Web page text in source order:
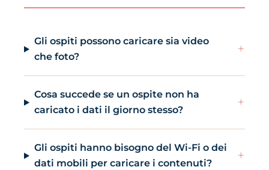
Gli ospiti possono caricare sia video
che foto?
+
Cosa succede se un ospite non ha
caricato i dati il giorno stesso?
+
Gli ospiti hanno bisogno del Wi-Fi o dei
dati mobili per caricare i contenuti?
+